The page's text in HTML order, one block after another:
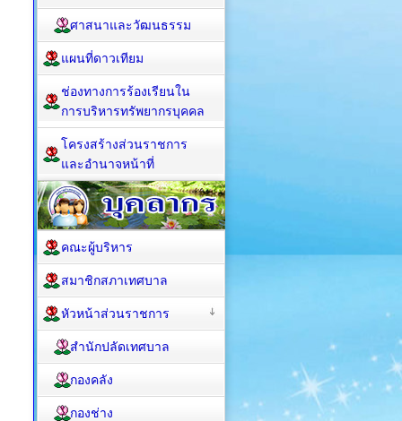
ศาสนาและวัฒนธรรม
แผนที่ดาวเทียม
ช่องทางการร้องเรียนใน
การบริหารทรัพยากรบุคคล
โครงสร้างส่วนราชการ
และอำนาจหน้าที่
คณะผู้บริหาร
สมาชิกสภาเทศบาล
หัวหน้าส่วนราชการ
สำนักปลัดเทศบาล
กองคลัง
กองช่าง